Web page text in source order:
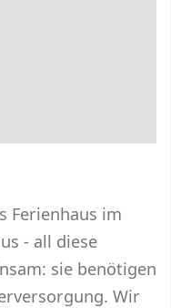
Ferienhaus im
- all diese
sie benötigen
Wir